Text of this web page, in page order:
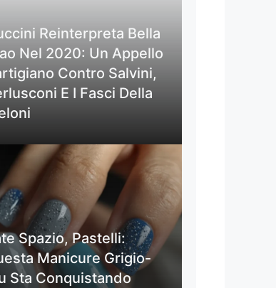
Reinterpreta Bella
Nel 2020: Un Appello
Contro Salvini,
E I Fasci Della
Spazio, Pastelli:
Manicure Grigio-
Sta Conquistando